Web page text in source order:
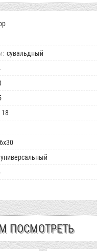
сувальдный
18
универсальный
ПОСМОТРЕТЬ